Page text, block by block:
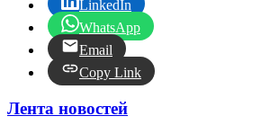
LinkedIn
WhatsApp
Email
Copy Link
Лента новостей